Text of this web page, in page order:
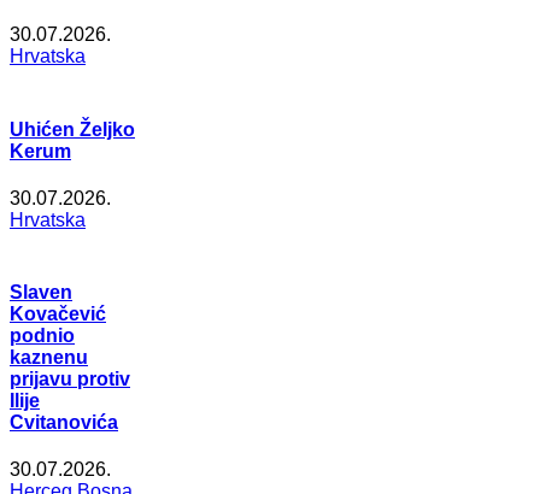
30.07.2026.
Hrvatska
Uhićen Željko
Kerum
30.07.2026.
Hrvatska
Slaven
Kovačević
podnio
kaznenu
prijavu protiv
Ilije
Cvitanovića
30.07.2026.